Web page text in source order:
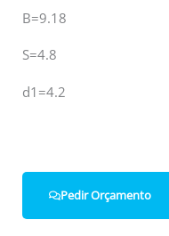
B=9.18
S=4.8
d1=4.2
Pedir Orçamento